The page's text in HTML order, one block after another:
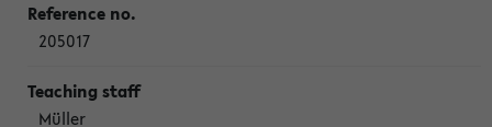
205017
Müller